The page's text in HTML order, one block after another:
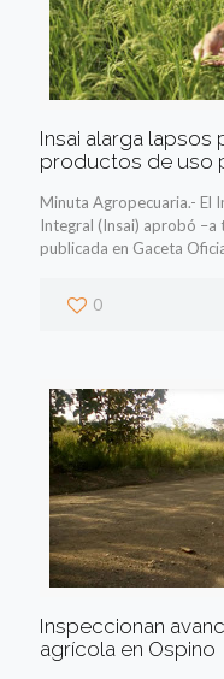
Insai alarga
productos de uso
Minuta Agropecuaria.- El
Integral (Insai) aprobó
publicada en Gaceta
0
Inspeccionan
agrícola en Ospino